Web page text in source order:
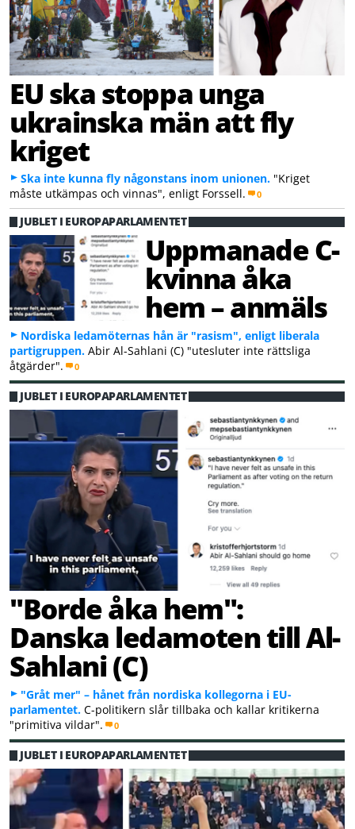
EU ska stoppa unga
ukrainska män att fly
kriget
Ska inte kunna fly någonstans inom unionen. "Kriget
måste utkämpas och vinnas", enligt Forssell.
0
JUBLET I EUROPAPARLAMENTET
Uppmanade C-
kvinna åka
hem – anmäls
Nordiska ledamöternas hån är "rasism", enligt liberala
partigruppen. Abir Al-Sahlani (C) "utesluter inte rättsliga
åtgärder".
0
JUBLET I EUROPAPARLAMENTET
"Borde åka hem":
Danska ledamoten till Al-
Sahlani (C)
"Gråt mer" – hånet från nordiska kollegorna i EU-
parlamentet. C-politikern slår tillbaka och kallar kritikerna
"primitiva vildar".
0
JUBLET I EUROPAPARLAMENTET